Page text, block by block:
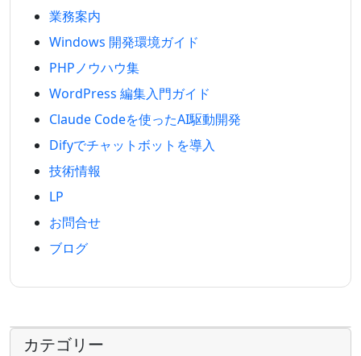
業務案内
Windows 開発環境ガイド
PHPノウハウ集
WordPress 編集入門ガイド
Claude Codeを使ったAI駆動開発
Difyでチャットボットを導入
技術情報
LP
お問合せ
ブログ
カテゴリー